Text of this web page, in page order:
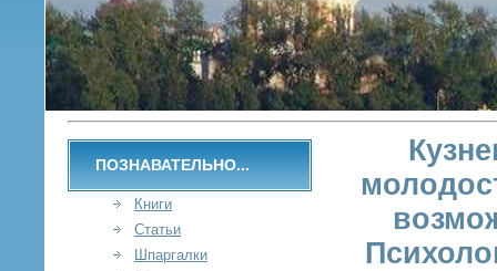
ПОЗНАВАТЕЛЬНО...
Книги
Статьи
Шпаргалки